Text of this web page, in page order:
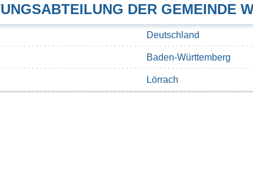
DER GEMEINDE
Deutschland
Baden-Württemberg
Lörrach